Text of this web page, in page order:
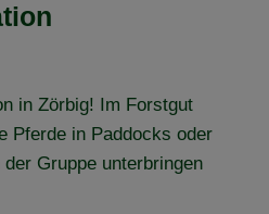
in Zörbig! Im Forstgut
Pferde in Paddocks oder
Gruppe unterbringen